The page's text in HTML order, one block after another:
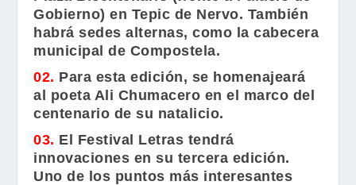
Gobierno) en Tepic de Nervo. También
habrá sedes alternas, como la cabecera
municipal de Compostela.
02. Para esta edición, se homenajeará
al poeta Ali Chumacero en el marco del
centenario de su natalicio.
03. El Festival Letras tendrá
innovaciones en su tercera edición.
Uno de los puntos más interesantes